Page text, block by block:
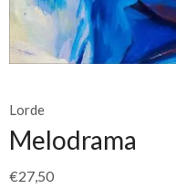
Lorde
Melodrama
€27,50